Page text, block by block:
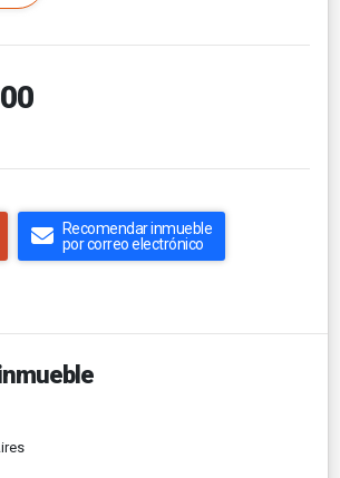
Recomendar inmueble
por correo electrónico